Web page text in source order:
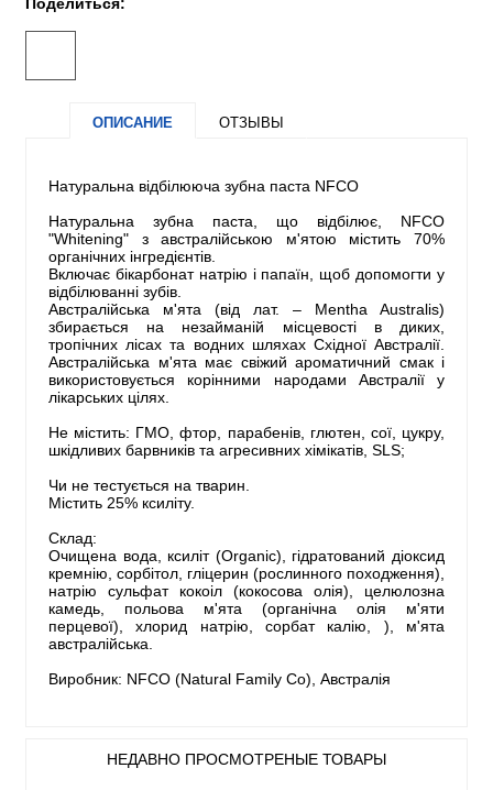
ОПИСАНИЕ ОТЗЫВЫ
Натуральна відбілююча зубна паста NFCO
Натуральна зубна паста, що відбілює, NFCO
"Whitening" з австралійською м'ятою містить 70%
органічних інгредієнтів.
Включає бікарбонат натрію і папаїн, щоб допомогти у
відбілюванні зубів.
Австралійська м'ята (від лат. – Mentha Australis)
збирається на незайманій місцевості в диких,
тропічних лісах та водних шляхах Східної Австралії.
Австралійська м'ята має свіжий ароматичний смак і
використовується корінними народами Австралії у
лікарських цілях.
Не містить: ГМО, фтор, парабенів, глютен, сої, цукру,
шкідливих барвників та агресивних хімікатів, SLS;
Чи не тестується на тварин.
Містить 25% ксиліту.
Склад:
Очищена вода, ксиліт (Organic), гідратований діоксид
кремнію, сорбітол, гліцерин (рослинного походження),
натрію сульфат кокоіл (кокосова олія), целюлозна
камедь, польова м'ята (органічна олія м'яти
перцевої), хлорид натрію, сорбат калію, ), м'ята
австралійська.
Виробник: NFCO (Natural Family Co), Австралія
НЕДАВНО ПРОСМОТРЕНЫЕ ТОВАРЫ